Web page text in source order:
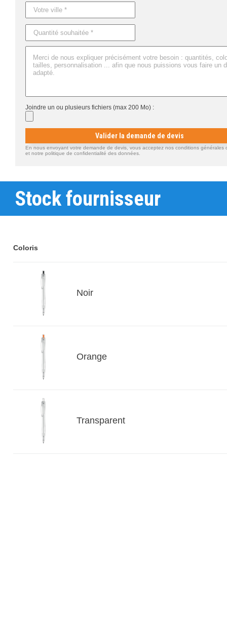
Joindre un ou plusieurs fichiers (max 200 Mo) :
Valider la demande de devis
En nous envoyant votre demande de devis, vous acceptez nos conditions générales
et notre politique de confidentialité des données.
Stock fournisseur
Coloris
Noir
Orange
Transparent